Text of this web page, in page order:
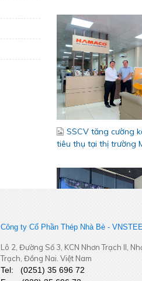
SSCV tăng cường
tiêu thụ tại thị trường
Bám sát thị trường
Tháp - Cần Thơ – Cà
Phú Quốc - Tăng
Công ty Cổ Phần Thép Nhà Bè -
Lô 2, Đường Số 3, KCN Nhơn Trạch II,
Trạch, Đồng Nai. Việt Nam
Tel: (0251) 35 696 72